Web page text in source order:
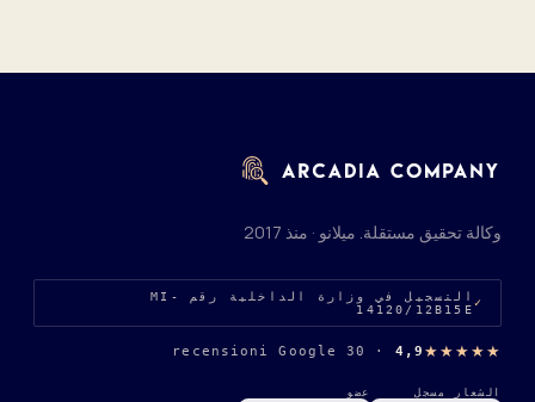
وكالة تحقيق مستقلة. ميلانو · منذ 2017
التسجيل في وزارة الداخلية رقم MI-
14120/12B15E
★★★★★
4,9
·
30 recensioni Google
الشعار مسجل عضو